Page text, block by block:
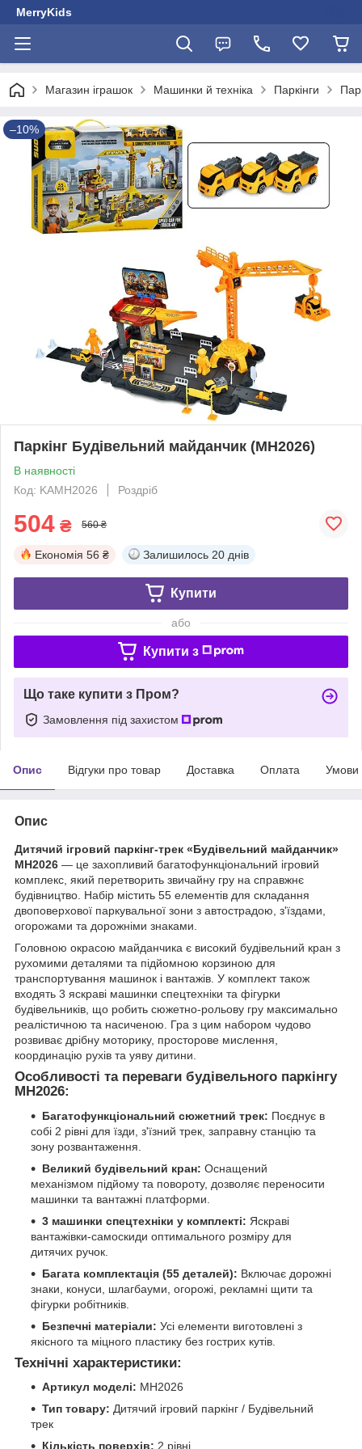
MerryKids
Магазин іграшок Машинки й техніка Паркінги
–10%
Паркінг Будівельний майданчик (MH2026)
В наявності
Код: KAMH2026
Роздріб
504 ₴ 560 ₴
Економія 56 ₴ Залишилось 20 днів
Купити
або
Купити з
Що таке купити з Пром?
Замовлення під захистом
Опис Відгуки про товар Доставка Оплата Умови
Опис
Дитячий ігровий паркінг-трек «Будівельний майданчик»
MH2026 — це захопливий багатофункціональний ігровий
комплекс, який перетворить звичайну гру на справжнє
будівництво. Набір містить 55 елементів для складання
двоповерхової паркувальної зони з автострадою, з'їздами,
огорожами та дорожніми знаками.
Головною окрасою майданчика є високий будівельний кран з
рухомими деталями та підйомною корзиною для
транспортування машинок і вантажів. У комплект також
входять 3 яскраві машинки спецтехніки та фігурки
будівельників, що робить сюжетно-рольову гру максимально
реалістичною та насиченою. Гра з цим набором чудово
розвиває дрібну моторику, просторове мислення,
координацію рухів та уяву дитини.
Особливості та переваги будівельного паркінгу
MH2026:
Багатофункціональний сюжетний трек: Поєднує в
собі 2 рівні для їзди, з'їзний трек, заправну станцію та
зону розвантаження.
Великий будівельний кран: Оснащений
механізмом підйому та повороту, дозволяє переносити
машинки та вантажні платформи.
3 машинки спецтехніки у комплекті: Яскраві
вантажівки-самоскиди оптимального розміру для
дитячих ручок.
Багата комплектація (55 деталей): Включає дорожні
знаки, конуси, шлагбауми, огорожі, рекламні щити та
фігурки робітників.
Безпечні матеріали: Усі елементи виготовлені з
якісного та міцного пластику без гострих кутів.
Технічні характеристики:
Артикул моделі: MH2026
Тип товару: Дитячий ігровий паркінг / Будівельний
трек
Кількість поверхів: 2 рівні